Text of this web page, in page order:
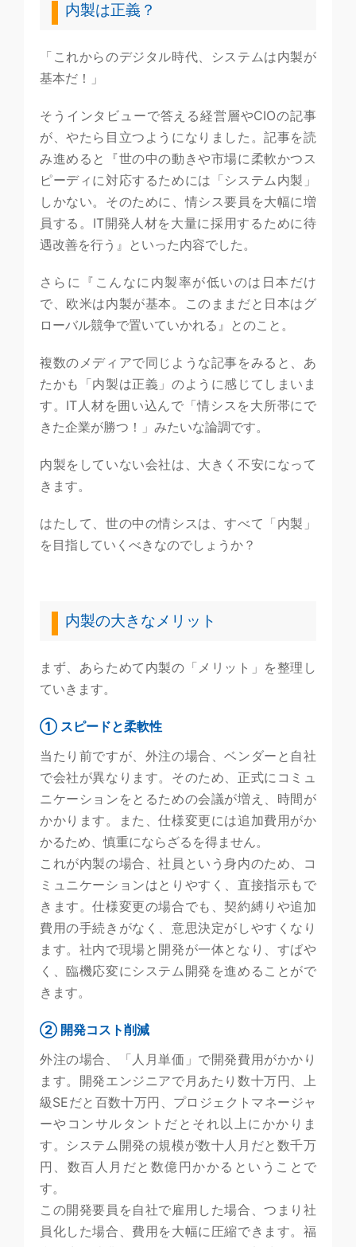
内製は正義？
「これからのデジタル時代、システムは内製が
基本だ！」
そうインタビューで答える経営層やCIOの記事
が、やたら目立つようになりました。記事を読
み進めると『世の中の動きや市場に柔軟かつス
ピーディに対応するためには「システム内製」
しかない。そのために、情シス要員を大幅に増
員する。IT開発人材を大量に採用するために待
遇改善を行う』といった内容でした。
さらに『こんなに内製率が低いのは日本だけ
で、欧米は内製が基本。このままだと日本はグ
ローバル競争で置いていかれる』とのこと。
複数のメディアで同じような記事をみると、あ
たかも「内製は正義」のように感じてしまいま
す。IT人材を囲い込んで「情シスを大所帯にで
きた企業が勝つ！」みたいな論調です。
内製をしていない会社は、大きく不安になって
きます。
はたして、世の中の情シスは、すべて「内製」
を目指していくべきなのでしょうか？
内製の大きなメリット
まず、あらためて内製の「メリット」を整理し
ていきます。
① スピードと柔軟性
当たり前ですが、外注の場合、ベンダーと自社
で会社が異なります。そのため、正式にコミュ
ニケーションをとるための会議が増え、時間が
かかります。また、仕様変更には追加費用がか
かるため、慎重にならざるを得ません。
これが内製の場合、社員という身内のため、コ
ミュニケーションはとりやすく、直接指示もで
きます。仕様変更の場合でも、契約縛りや追加
費用の手続きがなく、意思決定がしやすくなり
ます。社内で現場と開発が一体となり、すばや
く、臨機応変にシステム開発を進めることがで
きます。
② 開発コスト削減
外注の場合、「人月単価」で開発費用がかかり
ます。開発エンジニアで月あたり数十万円、上
級SEだと百数十万円、プロジェクトマネージャ
ーやコンサルタントだとそれ以上にかかりま
す。システム開発の規模が数十人月だと数千万
円、数百人月だと数億円かかるということで
す。
この開発要員を自社で雇用した場合、つまり社
員化した場合、費用を大幅に圧縮できます。福